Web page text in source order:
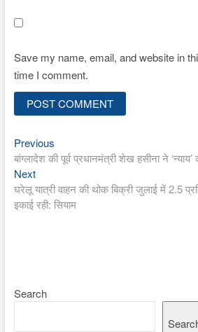
Save my name, email, and website in
time I comment.
Post
navigation
PreviousPrevious
post:
बांग्लादेश की पूर्व प्रधानमंत्री शेख हसीना ने ‘न्याय’
NextNext
post:
घरेलू यात्री वाहन की थोक बिक्री जुलाई में 2.5
इकाई रही: सियाम
Search